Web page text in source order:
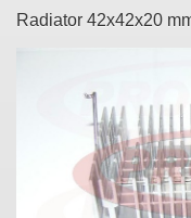
Radiator 42x42x20